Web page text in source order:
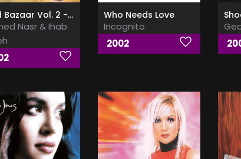
Oud Bazaar Vol. 2 - عاشق العود الجزء الثاني
Nasr & Ihab
Who Needs Love
Incognito
2002